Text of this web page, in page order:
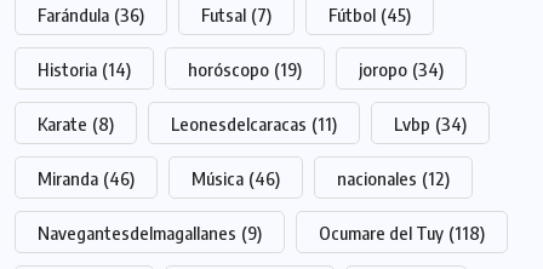
Farándula (36) Futsal (7) Fútbol (45)
Historia (14) horóscopo (19) joropo (34)
Karate (8) Leonesdelcaracas (11) Lvbp (34)
Miranda (46) Música (46) nacionales (12)
Navegantesdelmagallanes (9) Ocumare del Tuy (118)